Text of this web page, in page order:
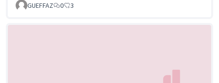
GUEFFAZ 0 3